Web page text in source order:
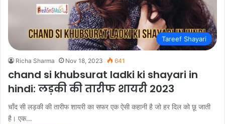
Tareef Shayari
Richa Sharma Nov 18, 2023 641
chand si khubsurat ladki ki shayari in
hindi: लड़की की तारीफ शायरी 2023
चाँद सी लड़की की तारीफ शायरी का सफर एक ऐसी कहानी है जो हर दिल को छू जाती
है। एक…